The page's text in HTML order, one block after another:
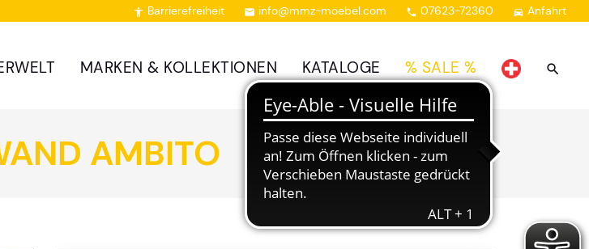
 Barrierefreiheit  info@mmz-moebel.com  07623-72360  Anfahrt
MARKEN & KOLLEKTIONEN KATALOGE % SALE %
AMBITO